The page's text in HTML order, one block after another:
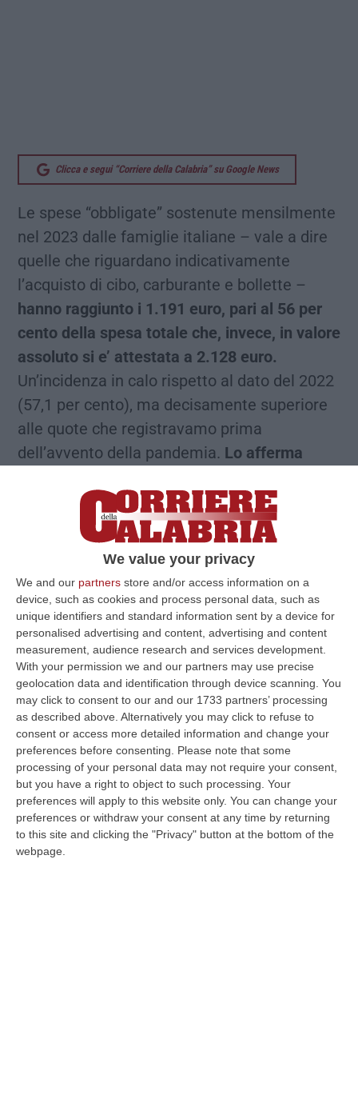
We value your privacy
We and our partners store and/or access information on a
device, such as cookies and process personal data, such as
unique identifiers and standard information sent by a device for
personalised advertising and content, advertising and content
measurement, audience research and services development.
With your permission we and our partners may use precise
geolocation data and identification through device scanning. You
may click to consent to our and our 1733 partners’ processing
as described above. Alternatively you may click to refuse to
consent or access more detailed information and change your
preferences before consenting. Please note that some
processing of your personal data may not require your consent,
but you have a right to object to such processing. Your
preferences will apply to this website only. You can change your
preferences or withdraw your consent at any time by returning
to this site and clicking the "Privacy" button at the bottom of the
webpage.
Clicca e segui “Corriere della Calabria” su Google News
Le spese “obbligate” sostenute mensilmente
nel 2023 dalle famiglie italiane – vale a dire
quelle che riguardano indicativamente
l’acquisto di cibo, carburante e bollette –
hanno raggiunto i 1.191 euro, pari al 56 per
cento della spesa totale che, invece, in valore
assoluto si e’ attestata a 2.128 euro.
Un’incidenza in calo rispetto al dato del 2022
(57,1 per cento), ma decisamente superiore
alle quote che registravamo prima
dell’avvento della pandemia. Lo afferma
Covid e la crisi energetica che hanno
caratterizzato il triennio 2020/2022, spiegano
gli artigiani di Mestre, le spese “obbligate” si
sono stabilizzate su soglie piu’ elevate. Dei
1.191 euro di spesa mensile, 526 euro sono
riconducibili all’acquisto di beni alimentari e
bevande analcoliche, 374 per la
manutenzione della casa, bollette e spese
condominiali e 291 per i trasporti, ovvero per
il pieno dell’auto e per gli abbonamenti su
bus/tram/metro/treni. A questi 1.191 euro
vanno sommati 937 euro che, invece, sono
ascrivibili alla cosiddetta spesa
complementare che fa salire la spesa
complessiva media nazionale a 2.128 euro.
Nel Sud l’incidenza delle spese fisse sfiora il